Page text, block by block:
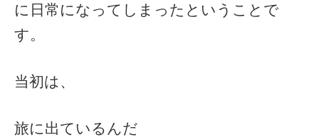
に日常になってしまったということで
す。
当初は、
旅に出ているんだ